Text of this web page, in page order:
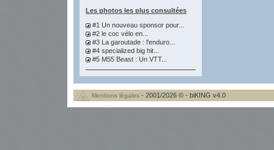
Les photos les plus consultées
#1 Un nouveau sponsor pour...
#2 le coc vélo en...
#3 La garoutade : l'enduro...
#4 specialized big hit...
#5 M55 Beast : Un VTT...
Mentions légales - 2001/2026 © - biKING v4.0